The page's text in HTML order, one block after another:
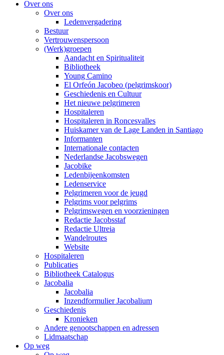
Over ons
Over ons
Ledenvergadering
Bestuur
Vertrouwenspersoon
(Werk)groepen
Aandacht en Spiritualiteit
Bibliotheek
Young Camino
El Orfeón Jacobeo (pelgrimskoor)
Geschiedenis en Cultuur
Het nieuwe pelgrimeren
Hospitaleren
Hospitaleren in Roncesvalles
Huiskamer van de Lage Landen in Santiago
Informanten
Internationale contacten
Nederlandse Jacobswegen
Jacobike
Ledenbijeenkomsten
Ledenservice
Pelgrimeren voor de jeugd
Pelgrims voor pelgrims
Pelgrimswegen en voorzieningen
Redactie Jacobsstaf
Redactie Ultreia
Wandelroutes
Website
Hospitaleren
Publicaties
Bibliotheek Catalogus
Jacobalia
Jacobalia
Inzendformulier Jacobalium
Geschiedenis
Kronieken
Andere genootschappen en adressen
Lidmaatschap
Op weg